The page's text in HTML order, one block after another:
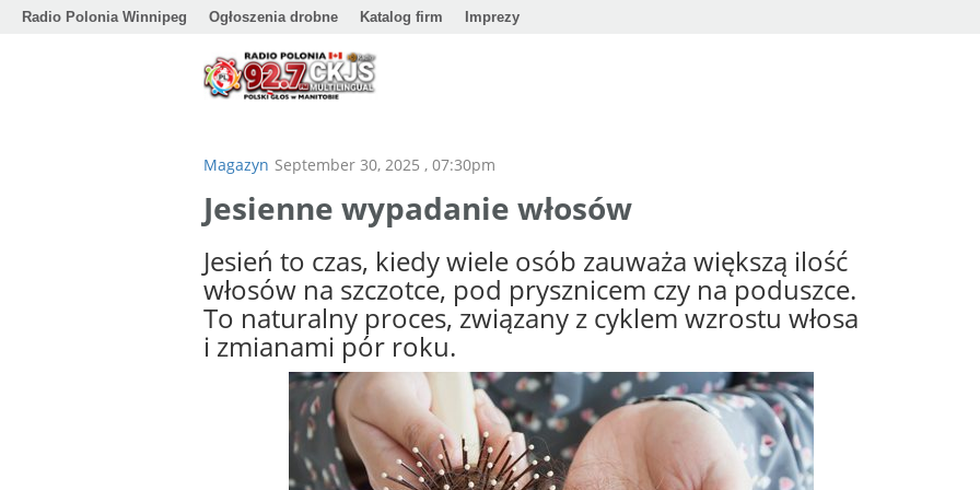
Radio Polonia Winnipeg Ogłoszenia drobne Katalog firm Imprezy
Magazyn September 30, 2025 , 07:30pm
Jesienne wypadanie włosów
Jesień to czas, kiedy wiele osób zauważa większą ilość
włosów na szczotce, pod prysznicem czy na poduszce.
To naturalny proces, związany z cyklem wzrostu włosa
i zmianami pór roku.